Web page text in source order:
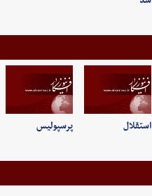
استقلال پرسپولیس